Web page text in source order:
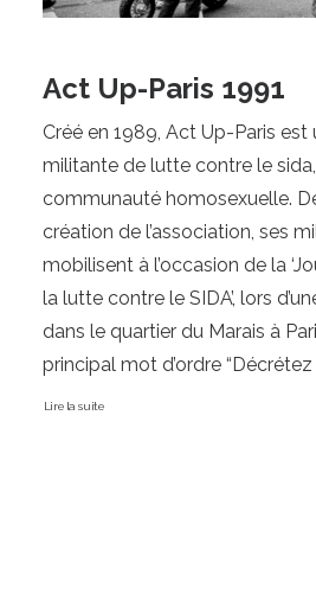
Act Up-Paris 1991
Créé en 1989, Act Up-Paris est
militante de lutte contre le
communauté homosexuelle.
création de l’association, ses
mobilisent à l’occasion de la
la lutte contre le SIDA’, lors
dans le quartier du Marais à
Lire la suite